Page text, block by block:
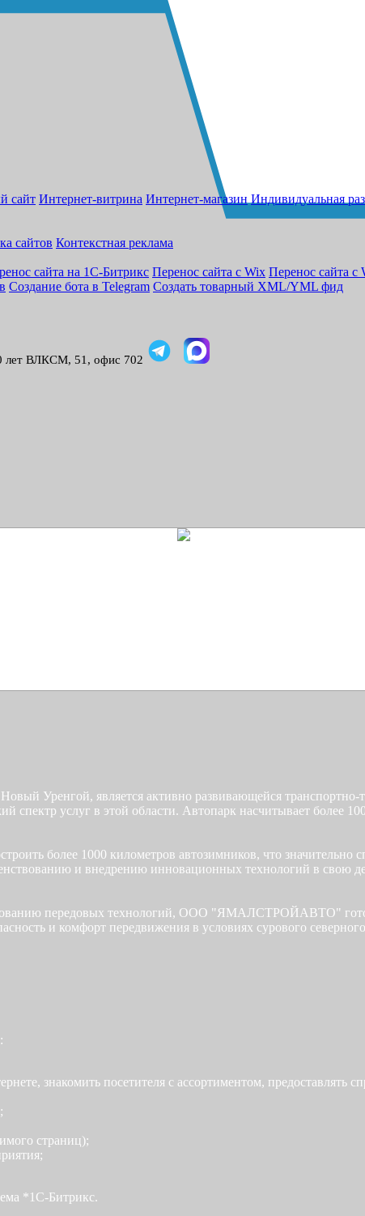
сайт Интернет-витрина Интернет-магазин Индивидуальная
сайтов Контекстная реклама
сайта на 1С-Битрикс Перенос сайта с Wix Перенос сайта с
Создание бота в Telegram Создать товарный XML/YML фид
лет ВЛКСМ, 51, офис 702
является активно развивающейся транспортно-
спектр услуг в этой области. Автопарк насчитывает более
более 1000 километров автозимников, что
и внедрению инновационных технологий в свою
передовых технологий, ООО "ЯМАЛСТРОЙАВТО"
и комфорт передвижения в условиях сурового
знакомить посетителя с ассортиментом,
страниц);
*1С-Битрикс.